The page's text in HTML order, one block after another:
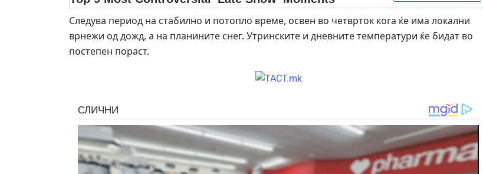
Следува период на стабилно и потопло време, освен во четврток кога ќе има локални
врнежи од дожд, а на планините снег. Утринските и дневните температури ќе бидат во
постепен пораст.